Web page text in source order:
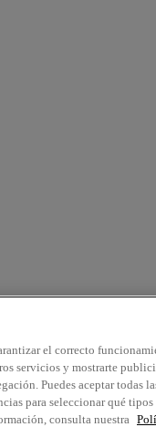
el correcto
servicios y mostrarte
Puedes aceptar todas
para seleccionar qué tipos
consulta nuestra